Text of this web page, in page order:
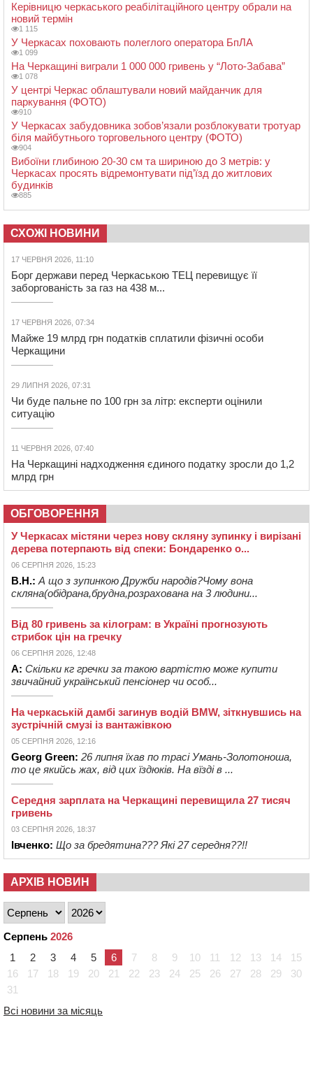
Керівницю черкаського реабілітаційного центру обрали на
новий термін
1 115
У Черкасах поховають полеглого оператора БпЛА
1 099
На Черкащині виграли 1 000 000 гривень у “Лото-Забава”
1 078
У центрі Черкас облаштували новий майданчик для
паркування (ФОТО)
910
У Черкасах забудовника зобов’язали розблокувати тротуар
біля майбутнього торговельного центру (ФОТО)
904
Вибоїни глибиною 20-30 см та шириною до 3 метрів: у
Черкасах просять відремонтувати під’їзд до житлових
будинків
885
СХОЖІ НОВИНИ
17 ЧЕРВНЯ 2026, 11:10
Борг держави перед Черкаською ТЕЦ перевищує її
заборгованість за газ на 438 м...
17 ЧЕРВНЯ 2026, 07:34
Майже 19 млрд грн податків сплатили фізичні особи
Черкащини
29 ЛИПНЯ 2026, 07:31
Чи буде пальне по 100 грн за літр: експерти оцінили
ситуацію
11 ЧЕРВНЯ 2026, 07:40
На Черкащині надходження єдиного податку зросли до 1,2
млрд грн
ОБГОВОРЕННЯ
У Черкасах містяни через нову скляну зупинку і вирізані
дерева потерпають від спеки: Бондаренко о...
06 СЕРПНЯ 2026, 15:23
В.Н.: А що з зупинкою Дружби народів?Чому вона
скляна(обідрана,брудна,розрахована на 3 людини...
Від 80 гривень за кілограм: в Україні прогнозують
стрибок цін на гречку
06 СЕРПНЯ 2026, 12:48
А: Скільки кг гречки за такою вартістю може купити
звичайний український пенсіонер чи особ...
На черкаській дамбі загинув водій BMW, зіткнувшись на
зустрічній смузі із вантажівкою
05 СЕРПНЯ 2026, 12:16
Georg Green: 26 липня їхав по трасі Умань-Золотоноша,
то це якийсь жах, від цих їздюків. На вїзді в ...
Середня зарплата на Черкащині перевищила 27 тисяч
гривень
03 СЕРПНЯ 2026, 18:37
Івченко: Що за бредятина??? Які 27 середня??!!
АРХІВ НОВИН
Серпень 2026
1
2 3 4 5 6 7 8 9 10 11 12 13 14
15
16
17 18 19 20 21 22 23 24 25 26 27 28 29
30
31
Всі новини за місяць